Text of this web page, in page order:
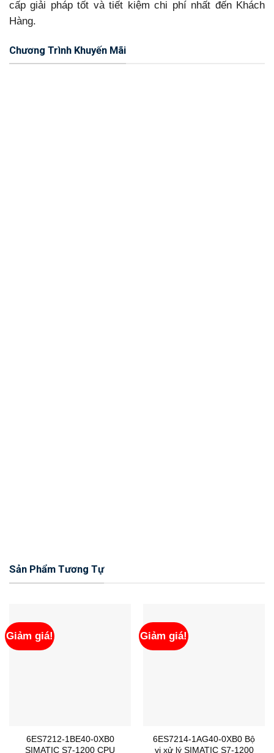
cấp giải pháp tốt và tiết kiệm chi phí nhất đến Khách
Hàng.
Chương Trình Khuyến Mãi
Sản Phẩm Tương Tự
Giảm giá!
6ES7212-1BE40-0XB0
SIMATIC S7-1200 CPU
Giảm giá!
6ES7214-1AG40-0XB0 Bộ
vi xử lý SIMATIC S7-1200